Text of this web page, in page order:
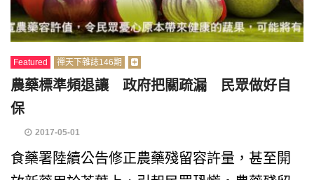
Featured 禪天下雜誌146期
農藥標準頻退讓 政府把關疏漏 民眾做好自
保
2017-05-01
食藥署陸續公告修正農藥殘留容許量，甚至開